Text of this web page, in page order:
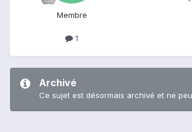
Membre
1
Archivé
Ce sujet est désormais archivé et ne